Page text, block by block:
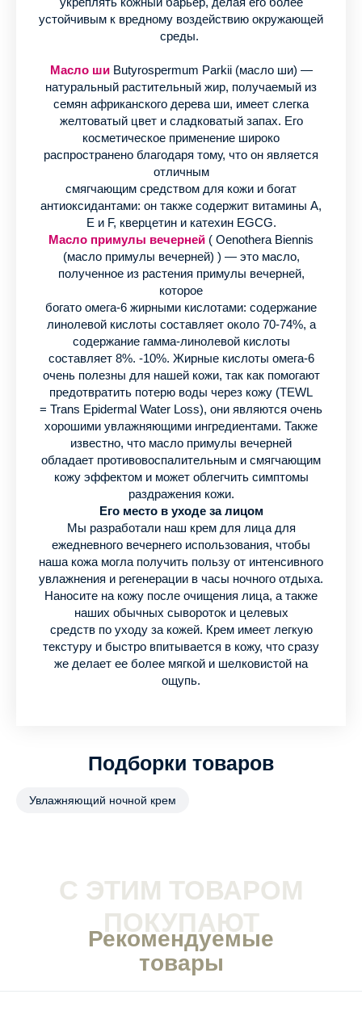
устойчивым к вредному воздействию окружающей
среды.
Масло шиButyrospermum Parkii (масло ши) —
натуральный растительный жир, получаемый из
семян африканского дерева ши, имеет слегка
желтоватый цвет и сладковатый запах. Его
косметическое применение широко
распространено благодаря тому, что он является
отличным
смягчающим средством для кожи и богат
антиоксидантами: он также содержит витамины А,
Е и F, кверцетин и катехин EGCG.
Масло примулы вечерней ( Oenothera Biennis
(масло примулы вечерней) ) — это масло,
полученное из растения примулы вечерней,
которое
богато омега-6 жирными кислотами: содержание
линолевой кислоты составляет около 70-74%, а
содержание гамма-линолевой кислоты
составляет 8%. -10%. Жирные кислоты омега-6
очень полезны для нашей кожи, так как помогают
предотвратить потерю воды через кожу (TEWL
= Trans Epidermal Water Loss), они являются очень
хорошими увлажняющими ингредиентами. Также
известно, что масло примулы вечерней
обладает противовоспалительным и смягчающим
кожу эффектом и может облегчить симптомы
раздражения кожи.
Его место в уходе за лицом
Мы разработали наш крем для лица для
ежедневного вечернего использования, чтобы
наша кожа могла получить пользу от интенсивного
увлажнения и регенерации в часы ночного отдыха.
Наносите на кожу после очищения лица, а также
наших обычных сывороток и целевых
средств по уходу за кожей. Крем имеет легкую
текстуру и быстро впитывается в кожу, что сразу
же делает ее более мягкой и шелковистой на
ощупь.
Подборки товаров
Увлажняющий ночной крем
С ЭТИМ ТОВАРОМ
ПОКУПАЮТ
Рекомендуемые
товары